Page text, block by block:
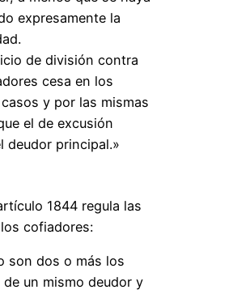
expresamente la
de división contra
cesa en los
y por las mismas
el de excusión
deudor principal.»
1844 regula las
cofiadores:
son dos o más los
un mismo deudor y